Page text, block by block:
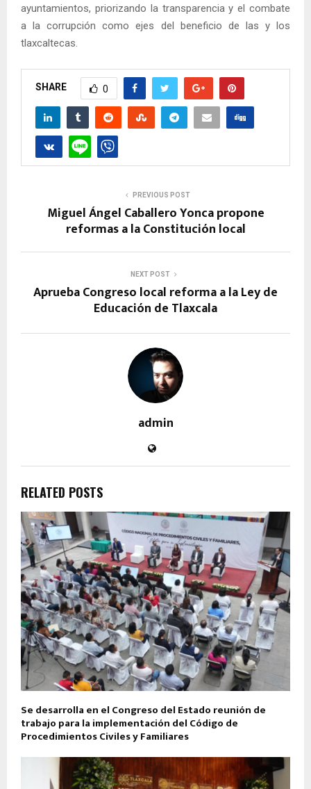
ayuntamientos, priorizando la transparencia y el combate
a la corrupción como ejes del beneficio de las y los
tlaxcaltecas.
SHARE 0
PREVIOUS POST
Miguel Ángel Caballero Yonca propone
reformas a la Constitución local
NEXT POST
Aprueba Congreso local reforma a la Ley de
Educación de Tlaxcala
admin
RELATED POSTS
Se desarrolla en el Congreso del Estado reunión de
trabajo para la implementación del Código de
Procedimientos Civiles y Familiares